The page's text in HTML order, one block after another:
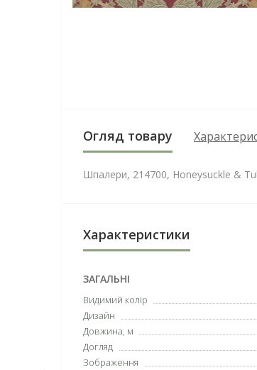
Огляд товару
Шпалери, 214700, Honeysuckle &
Характеристики
ЗАГАЛЬНІ
Видимий колір
Дизайн
Довжина, м
Догляд
Зображення